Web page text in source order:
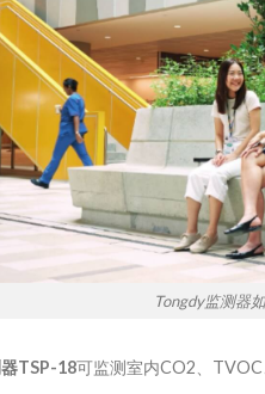
Tongdy监测器
器TSP-18可监测室内CO2、